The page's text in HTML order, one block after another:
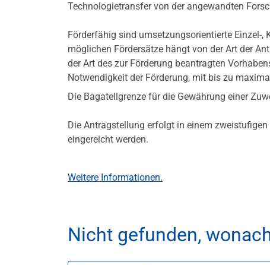
Technologietransfer von der angewandten
Förderfähig sind umsetzungsorientierte Einzel-,
möglichen Fördersätze hängt von der Art der
der Art des zur Förderung beantragten
Notwendigkeit der Förderung, mit bis zu
Die Bagatellgrenze für die Gewährung einer
Die Antragstellung erfolgt in einem
eingereicht werden.
Weitere Informationen.
Nicht gefunden,